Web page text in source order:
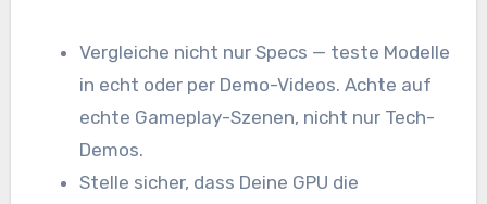
Vergleiche nicht nur Specs — teste Modelle
in echt oder per Demo-Videos. Achte auf
echte Gameplay-Szenen, nicht nur Tech-
Demos.
Stelle sicher, dass Deine GPU die